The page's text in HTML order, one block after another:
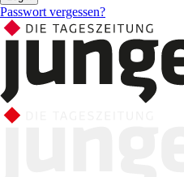
Passwort vergessen?